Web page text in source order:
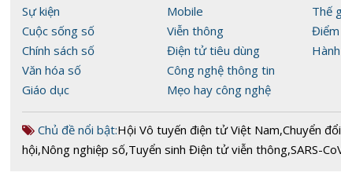
Sự kiện
Cuộc sống số
Chính sách số
Văn hóa số
Giáo dục
Mobile
Viễn thông
Điện tử tiêu dùng
Công nghệ thông tin
Mẹo hay công nghệ
Thế
Điểm
Chủ đề nổi bật:Hội Vô tuyến điện tử Việt Nam,Chuyển
hội,Nông nghiệp số,Tuyển sinh Điện tử viễn thông,SARS-